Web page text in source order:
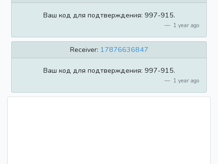
Ваш код для подтверждения: 997-915.
1 year ago
Receiver: 17876636847
Ваш код для подтверждения: 997-915.
1 year ago